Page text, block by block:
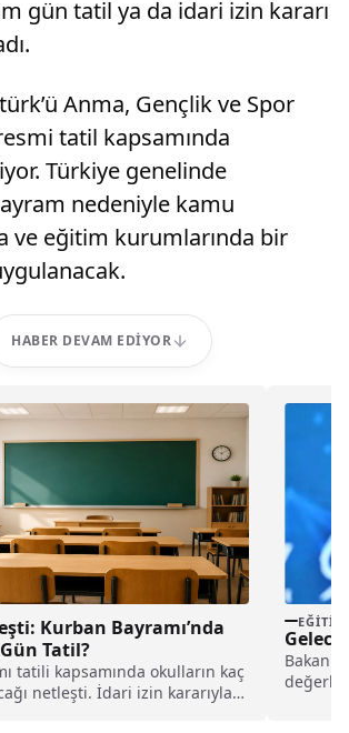
gün tatil ya da idari izin kararı
Anma, Gençlik ve Spor
tatil kapsamında
Türkiye genelinde
nedeniyle kamu
ve eğitim kurumlarında bir
HABER DEVAM EDIYOR
Kurban Bayramı’nda
Tatil?
tatili kapsamında okulların kaç
netleşti. İdari izin kararıyla
EĞITIM
Bakan